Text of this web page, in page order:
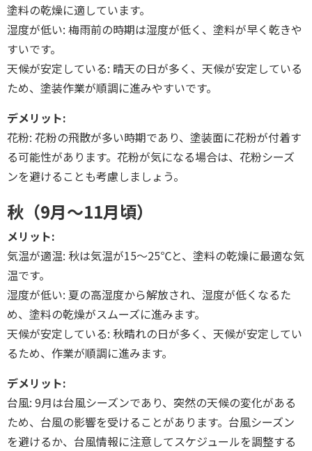
塗料の乾燥に適しています。
湿度が低い: 梅雨前の時期は湿度が低く、塗料が早く乾きや
すいです。
天候が安定している: 晴天の日が多く、天候が安定している
ため、塗装作業が順調に進みやすいです。
デメリット:
花粉: 花粉の飛散が多い時期であり、塗装面に花粉が付着す
る可能性があります。花粉が気になる場合は、花粉シーズ
ンを避けることも考慮しましょう。
秋（9月～11月頃）
メリット:
気温が適温: 秋は気温が15～25℃と、塗料の乾燥に最適な気
温です。
湿度が低い: 夏の高湿度から解放され、湿度が低くなるた
め、塗料の乾燥がスムーズに進みます。
天候が安定している: 秋晴れの日が多く、天候が安定してい
るため、作業が順調に進みます。
デメリット:
台風: 9月は台風シーズンであり、突然の天候の変化がある
ため、台風の影響を受けることがあります。台風シーズン
を避けるか、台風情報に注意してスケジュールを調整する